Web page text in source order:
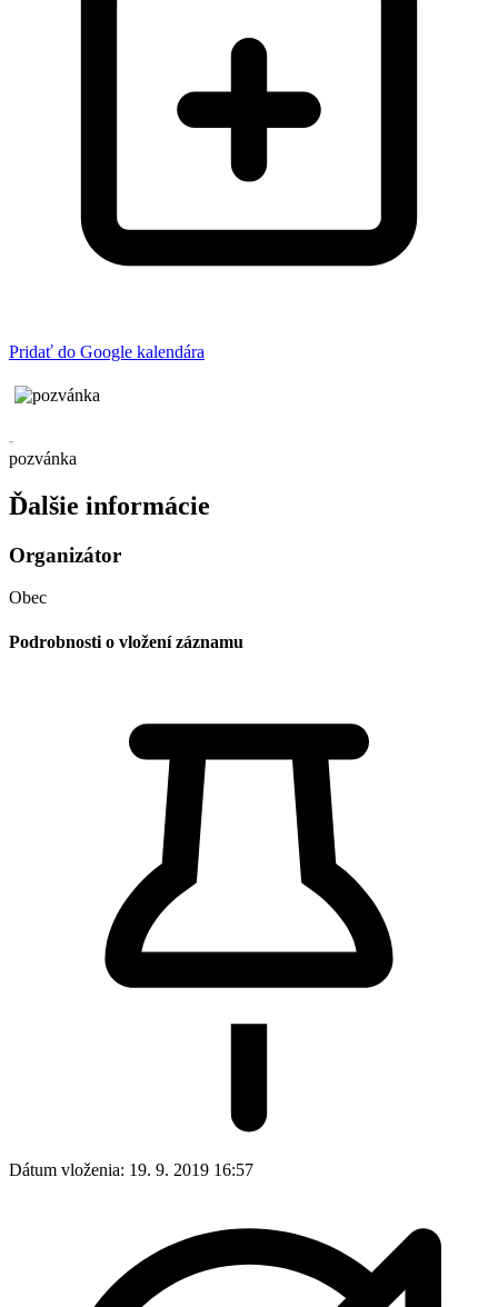
Pridať do Google kalendára
pozvánka
Ďalšie informácie
Organizátor
Obec
Podrobnosti o vložení záznamu
Dátum vloženia: 19. 9. 2019 16:57